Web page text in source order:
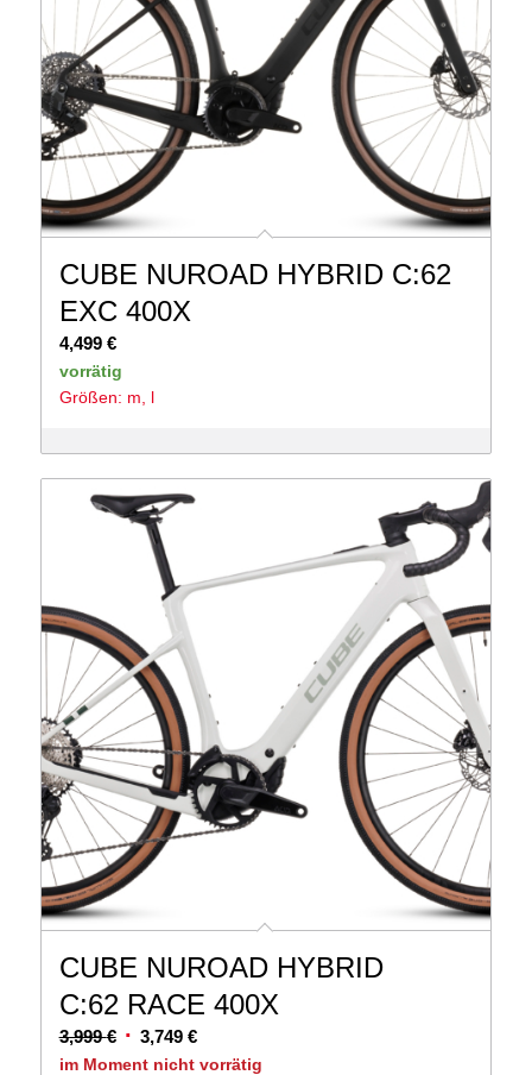
CUBE NUROAD HYBRID C:62
EXC 400X
4,499 €
vorrätig
Größen: m, l
CUBE NUROAD HYBRID
C:62 RACE 400X
3,999€ Ursprünglicher
Preis
3,749 €Aktueller
Preis
im Moment nicht vorrätig